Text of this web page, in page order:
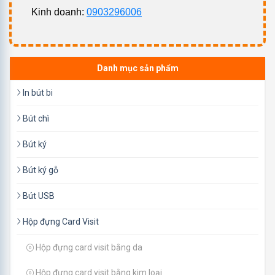
sáng tạo, luôn mang đến những trải nghiệm thoải mái cho
thân thiên với môi trường.
Sổ tay quà tặng ý nghĩa và thiết thực
1. Một số loại sổ tay đẹp được sản xuất tại
Kinh doanh: 0903296006
Danh mục sản phẩm
In bút bi
Bút chì
Bút ký
Bút ký gỗ
Bút USB
Hộp đựng Card Visit
Hộp đựng card visit bằng da
Hộp đựng card visit bằng kim loại